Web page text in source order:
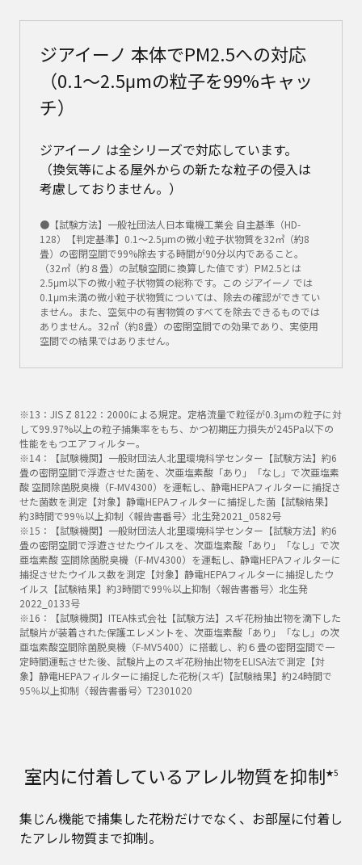
ジアイーノ 本体でPM2.5への対応
（0.1～2.5μmの粒子を99%キャッ
チ）
ジアイーノ は全シリーズで対応しています。
（換気等による屋外からの新たな粒子の侵入は
考慮しておりません。）
●【試験方法】一般社団法人日本電機工業会 自主基準（HD-
128）【判定基準】0.1～2.5μmの微小粒子状物質を32㎥（約8
畳）の密閉空間で99%除去する時間が90分以内であること。
（32㎥（約８畳）の試験空間に換算した値です）PM2.5とは
2.5μm以下の微小粒子状物質の総称です。この ジアイーノ では
0.1μm未満の微小粒子状物質については、除去の確認ができてい
ません。また、空気中の有害物質のすべてを除去できるものでは
ありません。32㎥（約8畳）の密閉空間での効果であり、実使用
空間での結果ではありません。
※13：JIS Z 8122：2000による規定。定格流量で粒径が0.3μmの粒子に対
して99.97%以上の粒子捕集率をもち、かつ初期圧力損失が245Pa以下の
性能をもつエアフィルター。
※14：【試験機関】一般財団法人北里環境科学センター【試験方法】約6
畳の密閉空間で浮遊させた菌を、次亜塩素酸「あり」「なし」で次亜塩素
酸 空間除菌脱臭機（F-MV4300）を運転し、静電HEPAフィルターに捕捉さ
せた菌数を測定【対象】静電HEPAフィルターに捕捉した菌【試験結果】
約3時間で99％以上抑制〈報告書番号〉北生発2021_0582号
※15：【試験機関】一般財団法人北里環境科学センター【試験方法】約6
畳の密閉空間で浮遊させたウイルスを、次亜塩素酸「あり」「なし」で次
亜塩素酸 空間除菌脱臭機（F-MV4300）を運転し、静電HEPAフィルターに
捕捉させたウイルス数を測定【対象】静電HEPAフィルターに捕捉したウ
イルス【試験結果】約3時間で99％以上抑制〈報告書番号〉北生発
2022_0133号
※16：【試験機関】ITEA株式会社【試験方法】スギ花粉抽出物を滴下した
試験片が装着された保護エレメントを、次亜塩素酸「あり」「なし」の次
亜塩素酸空間除菌脱臭機（F-MV5400）に搭載し、約６畳の密閉空間で一
定時間運転させた後、試験片上のスギ花粉抽出物をELISA法で測定【対
象】静電HEPAフィルターに捕捉した花粉(スギ)【試験結果】約24時間で
95％以上抑制〈報告書番号〉T2301020
室内に付着しているアレル物質を抑制★5
集じん機能で捕集した花粉だけでなく、お部屋に付着し
たアレル物質まで抑制。